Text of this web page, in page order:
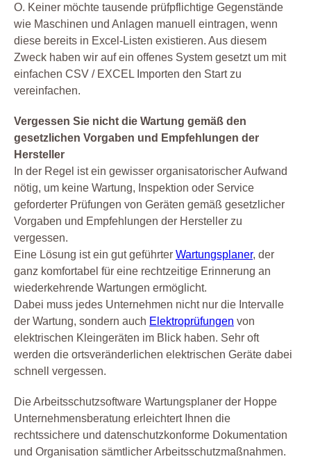
O. Keiner möchte tausende prüfpflichtige Gegenstände
wie Maschinen und Anlagen manuell eintragen, wenn
diese bereits in Excel-Listen existieren. Aus diesem
Zweck haben wir auf ein offenes System gesetzt um mit
einfachen CSV / EXCEL Importen den Start zu
vereinfachen.
Vergessen Sie nicht die Wartung gemäß den
gesetzlichen Vorgaben und Empfehlungen der
Hersteller
In der Regel ist ein gewisser organisatorischer Aufwand
nötig, um keine Wartung, Inspektion oder Service
geforderter Prüfungen von Geräten gemäß gesetzlicher
Vorgaben und Empfehlungen der Hersteller zu
vergessen.
Eine Lösung ist ein gut geführter Wartungsplaner, der
ganz komfortabel für eine rechtzeitige Erinnerung an
wiederkehrende Wartungen ermöglicht.
Dabei muss jedes Unternehmen nicht nur die Intervalle
der Wartung, sondern auch Elektroprüfungen von
elektrischen Kleingeräten im Blick haben. Sehr oft
werden die ortsveränderlichen elektrischen Geräte dabei
schnell vergessen.
Die Arbeitsschutzsoftware Wartungsplaner der Hoppe
Unternehmensberatung erleichtert Ihnen die
rechtssichere und datenschutzkonforme Dokumentation
und Organisation sämtlicher Arbeitsschutzmaßnahmen.